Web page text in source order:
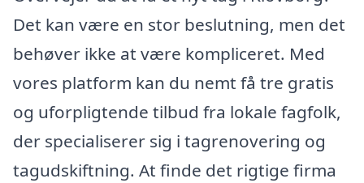
Det kan være en stor beslutning, men det
behøver ikke at være kompliceret. Med
vores platform kan du nemt få tre gratis
og uforpligtende tilbud fra lokale fagfolk,
der specialiserer sig i tagrenovering og
tagudskiftning. At finde det rigtige firma